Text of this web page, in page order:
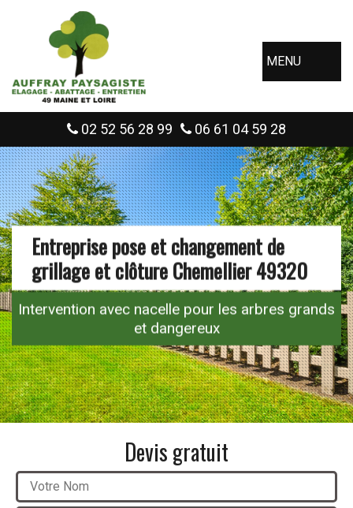
MENU
02 52 56 28 99 06 61 04 59 28
Entreprise pose et changement de
grillage et clôture Chemellier 49320
Intervention avec nacelle pour les arbres grands
et dangereux
Devis gratuit